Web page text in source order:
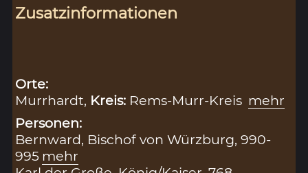
Zusatzinformationen
Orte:
Murrhardt, Kreis: Rems-Murr-Kreis mehr
Personen:
Bernward, Bischof von Würzburg, 990-
995 mehr